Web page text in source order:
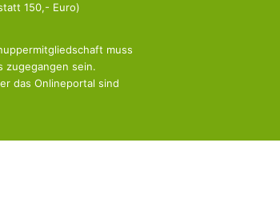
150,- Euro)
muss
zugegangen sein.
das Onlineportal sind